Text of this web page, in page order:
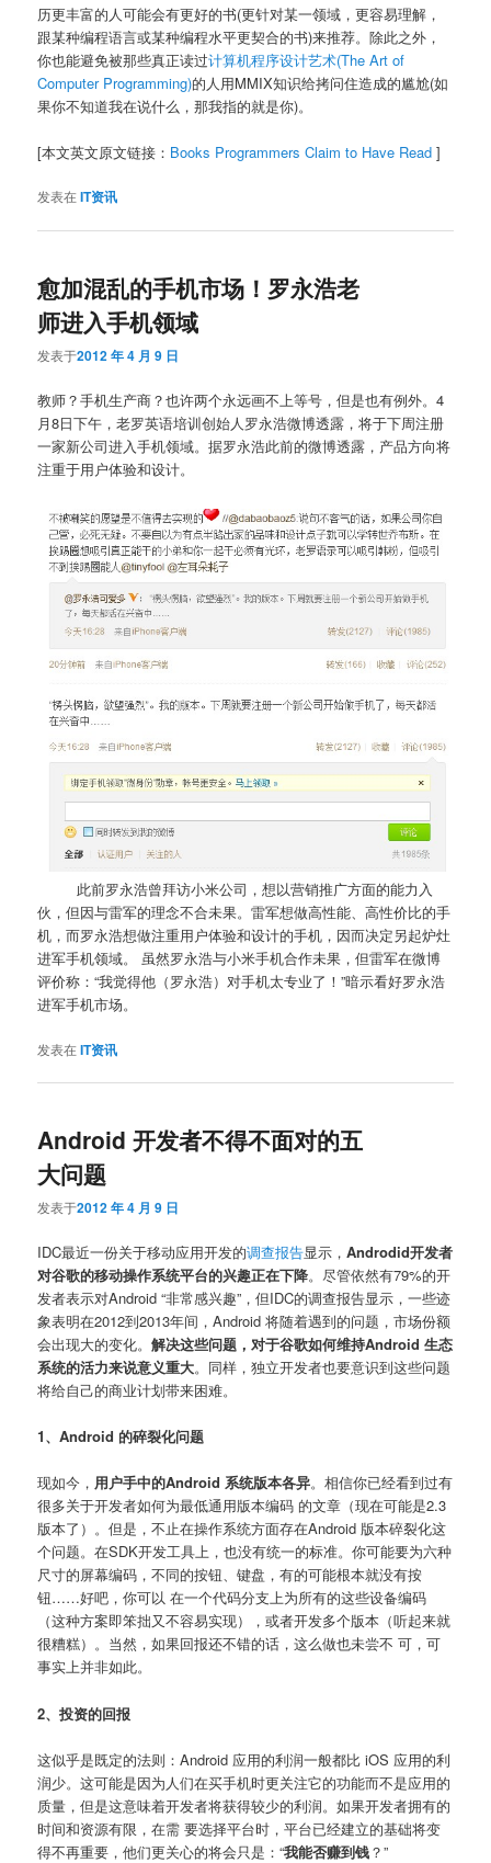
历更丰富的人可能会有更好的书(更针对某一领域，更容易理解，
跟某种编程语言或某种编程水平更契合的书)来推荐。除此之外，
你也能避免被那些真正读过计算机程序设计艺术(The Art of
Computer Programming)的人用MMIX知识给拷问住造成的尴尬(如
果你不知道我在说什么，那我指的就是你)。
[本文英文原文链接： Books Programmers Claim to Have Read ]
发表在IT资讯
愈加混乱的手机市场！罗永浩老
师进入手机领域
发表于2012 年 4 月 9 日
教师？手机生产商？也许两个永远画不上等号，但是也有例外。4
月8日下午，老罗英语培训创始人罗永浩微博透露，将于下周注册
一家新公司进入手机领域。据罗永浩此前的微博透露，产品方向将
注重于用户体验和设计。
此前罗永浩曾拜访小米公司，想以营销推广方面的能力入
伙，但因与雷军的理念不合未果。雷军想做高性能、高性价比的手
机，而罗永浩想做注重用户体验和设计的手机，因而决定另起炉灶
进军手机领域。 虽然罗永浩与小米手机合作未果，但雷军在微博
评价称：“我觉得他（罗永浩）对手机太专业了！”暗示看好罗永浩
进军手机市场。
发表在IT资讯
Android 开发者不得不面对的五
大问题
发表于2012 年 4 月 9 日
IDC最近一份关于移动应用开发的调查报告显示，Androdid开发者
对谷歌的移动操作系统平台的兴趣正在下降。尽管依然有79%的开
发者表示对Android “非常感兴趣”，但IDC的调查报告显示，一些迹
象表明在2012到2013年间，Android 将随着遇到的问题，市场份额
会出现大的变化。解决这些问题，对于谷歌如何维持Android 生态
系统的活力来说意义重大。同样，独立开发者也要意识到这些问题
将给自己的商业计划带来困难。
1、Android 的碎裂化问题
现如今， 用户手中的Android 系统版本各异。相信你已经看到过有
很多关于开发者如何为最低通用版本编码 的文章（现在可能是2.3
版本了）。但是，不止在操作系统方面存在Android 版本碎裂化这
个问题。在SDK开发工具上，也没有统一的标准。你可能要为六种
尺寸的屏幕编码，不同的按钮、键盘，有的可能根本就没有按
钮……好吧，你可以 在一个代码分支上为所有的这些设备编码
（这种方案即笨拙又不容易实现），或者开发多个版本（听起来就
很糟糕）。当然，如果回报还不错的话，这么做也未尝不 可，可
事实上并非如此。
2、投资的回报
这似乎是既定的法则：Android 应用的利润一般都比 iOS 应用的利
润少。这可能是因为人们在买手机时更关注它的功能而不是应用的
质量，但是这意味着开发者将获得较少的利润。如果开发者拥有的
时间和资源有限，在需 要选择平台时，平台已经建立的基础将变
得不再重要，他们更关心的将会只是：“我能否赚到钱？”